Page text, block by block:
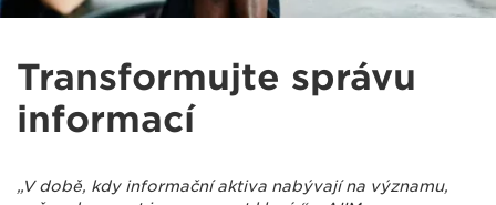
Transformujte správu
informací
„V době, kdy informační aktiva nabývají na významu,